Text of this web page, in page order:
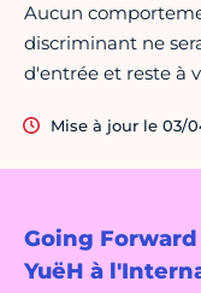
Going Forward
YuëH à
Aucun
discriminant ne
d'entrée et reste à
Mise à jour le 03/